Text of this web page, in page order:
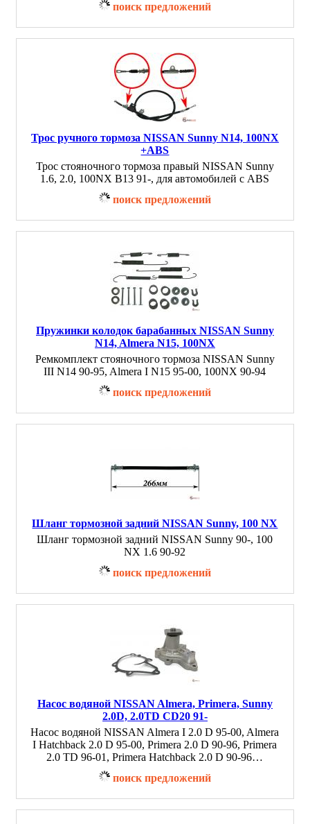
поиск предложений
Трос ручного тормоза NISSAN Sunny N14, 100NX
+ABS
Трос стояночного тормоза правый NISSAN Sunny
1.6, 2.0, 100NX B13 91-, для автомобилей с ABS
поиск предложений
Пружинки колодок барабанных NISSAN Sunny
N14, Almera N15, 100NX
Ремкомплект стояночного тормоза NISSAN Sunny
III N14 90-95, Almera I N15 95-00, 100NX 90-94
поиск предложений
Шланг тормозной задний NISSAN Sunny, 100 NX
Шланг тормозной задний NISSAN Sunny 90-, 100
NX 1.6 90-92
поиск предложений
Насос водяной NISSAN Almera, Primera, Sunny
2.0D, 2.0TD CD20 91-
Насос водяной NISSAN Almera I 2.0 D 95-00, Almera
I Hatchback 2.0 D 95-00, Primera 2.0 D 90-96, Primera
2.0 TD 96-01, Primera Hatchback 2.0 D 90-96…
поиск предложений